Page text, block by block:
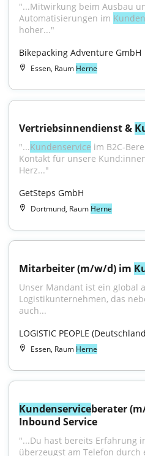
"...Mitwirkung beim Ausbau
Automatisierungen im
hoher..."
Bikepacking Adventure GmbH
Essen, Raum Herne
Vertriebsinnendienst &
"...Kundenservice im B2C-
Kontakt für unsere
Herz..."
GetSteps GmbH
Dortmund, Raum Herne
Mitarbeiter (m/w/d) im
Unser Mandant ist ein global
Logistikunternehmen, das
auch...
LOGISTIC PEOPLE
Essen, Raum Herne
Kundenserviceberater
Inbound Service
"...Du hast bereits Erfahrung
überzeugst am Telefon durch